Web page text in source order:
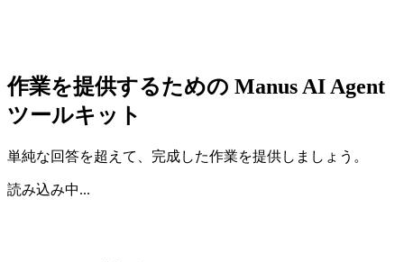
作業を提供するための Manus AI Agent
ツールキット
単純な回答を超えて、完成した作業を提供しましょう。
読み込み中...